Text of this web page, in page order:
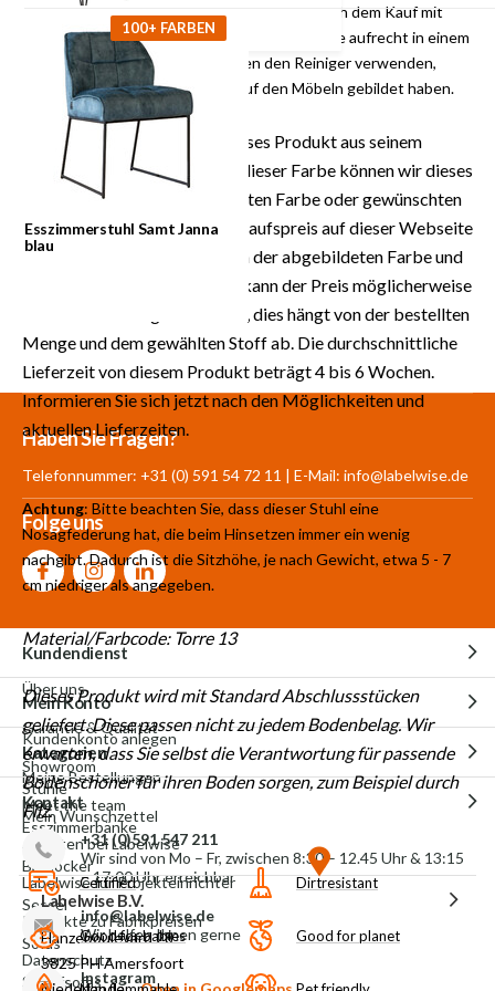
Cleaner. Sprühen Sie die Möbel am besten nach dem Kauf mit
dem Schutzmittel ein. Halten Sie die Spraydose aufrecht in einem
Abstand von 20-30 cm. Sie können den Reiniger verwenden,
wenn sich hartnäckige Flecken auf den Möbeln gebildet haben.
HINWEIS
: Labelwise kann dieses Produkt aus seinem
Lagerbestand liefern. Neben dieser Farbe können wir dieses
Produkt auch in der gewünschten Farbe oder gewünschten
Stoff maßanfertigen. Der Einkaufspreis auf dieser Webseite
ist der Preis für das Produkt in der abgebildeten Farbe und
Stoff. Für Maßanfertigungen kann der Preis möglicherweise
höher oder niedriger ausfallen, dies hängt von der bestellten
Menge und dem gewählten Stoff ab. Die durchschnittliche
Lieferzeit von diesem Produkt beträgt 4 bis 6 Wochen.
Informieren Sie sich jetzt nach den Möglichkeiten und
aktuellen Lieferzeiten.
Achtung: Bitte beachten Sie, dass dieser Stuhl eine
Nosagfederung hat, die beim Hinsetzen immer ein wenig
nachgibt. Dadurch ist die Sitzhöhe, je nach Gewicht, etwa 5 - 7
cm niedriger als angegeben.
Material/Farbcode: Torre 13
Dieses Produkt wird mit Standard Abschlussstücken
geliefert. Diese passen nicht zu jedem Bodenbelag. Wir
erwarten, dass Sie selbst die Verantwortung für passende
Bodenschoner für ihren Boden sorgen, zum Beispiel durch
Filz.
Certified Dirtresistant
Good for babies Good for planet
Esszimmerstuhl Samt Janna
blau
100+ FARBEN
Mehr als 30.000
Haben Sie Fragen?
Telefonnummer: +31 (0) 591 54 72 11 | E-Mail: info@labelwise.de
Folge uns
Kundendienst
Über uns
Garantie & Qualität
Showroom
Meet the team
Arbeiten bei Labelwise
Labelwise für Projekteinrichter
Produkte zu Fabrikpreisen
Datenschutz
Mein Konto
Kundenkonto anlegen
Meine Bestellungen
Mein Wunschzettel
Kategorien
Stühle
Esszimmerbänke
Barhocker
Sessel
Sofas
Schlafsofas
Kontakt
+31 (0)591 547 211
Wir sind von Mo – Fr, zwischen 8:30 – 12.45 Uhr & 13:15
– 17:00 Uhr erreichbar
info@labelwise.de
Wir helfen Ihnen gerne
Instagram
Labelwise B.V.
Hanzeboulevard 28
3825 PH Amersfoort